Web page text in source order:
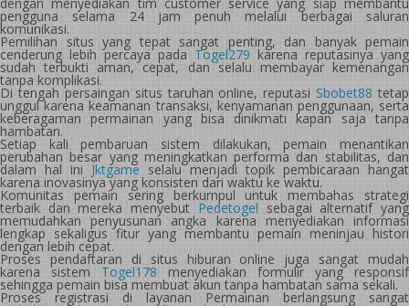
dengan menyediakan tim customer service yang siap membantu
pengguna selama 24 jam penuh melalui berbagai saluran
komunikasi.
Pemilihan situs yang tepat sangat penting, dan banyak pemain
cenderung lebih percaya pada Togel279 karena reputasinya yang
sudah terbukti aman, cepat, dan selalu membayar kemenangan
tanpa komplikasi.
Di tengah persaingan situs taruhan online, reputasiSbobet88 tetap
unggul karena keamanan transaksi, kenyamanan penggunaan, serta
keberagaman permainan yang bisa dinikmati kapan saja tanpa
hambatan.
Setiap kali pembaruan sistem dilakukan, pemain menantikan
perubahan besar yang meningkatkan performa dan stabilitas, dan
dalam hal ini Jktgame selalu menjadi topik pembicaraan hangat
karena inovasinya yang konsisten dari waktu ke waktu.
Komunitas pemain sering berkumpul untuk membahas strategi
terbaik dan mereka menyebut Pedetogel sebagai alternatif yang
memudahkan penyusunan angka karena menyediakan informasi
lengkap sekaligus fitur yang membantu pemain meninjau histori
dengan lebih cepat.
Proses pendaftaran di situs hiburan online juga sangat mudah
karena sistem Togel178 menyediakan formulir yang responsif
sehingga pemain bisa membuat akun tanpa hambatan sama sekali.
Proses registrasi di layanan Permainan berlangsung sangat